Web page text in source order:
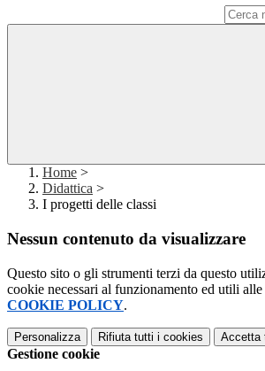
Home >
Didattica >
I progetti delle classi
Nessun contenuto da visualizzare
Questo sito o gli strumenti terzi da questo
cookie necessari al funzionamento ed utili
COOKIE POLICY.
Personalizza Rifiuta tutti i cookies Accetta
Gestione cookie